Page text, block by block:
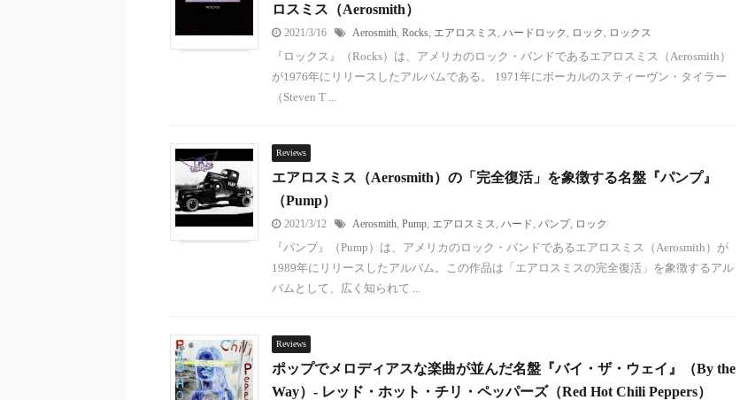
ロスミス（Aerosmith）
2021/3/16 Aerosmith Rocks エアロスミス ハードロック ロック ロックス
『ロックス』（Rocks）は、アメリカのロック・バンドであるエアロスミス（Aerosmith）
が1976年にリリースしたアルバムである。 1971年にボーカルのスティーヴン・タイラー
（Steven T ...
Reviews
エアロスミス（Aerosmith）の「完全復活」を象徴する名盤『パンプ』
（Pump）
2021/3/12 Aerosmith Pump エアロスミス ハード パンプ, ロック
『パンプ』（Pump）は、アメリカのロック・バンドであるエアロスミス（Aerosmith）が
1989年にリリースしたアルバム。この作品は「エアロスミスの完全復活」を象徴するアル
バムとして、広く知られて ...
Reviews
ポップでメロディアスな楽曲が並んだ名盤『バイ・ザ・ウェイ』（By the
Way）- レッド・ホット・チリ・ペッパーズ（Red Hot Chili Peppers）